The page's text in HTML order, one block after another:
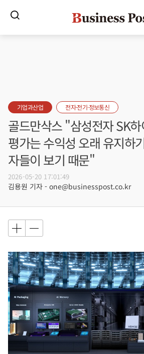
기업과산업 전자·전기·정보통신
골드만삭스 "삼성전자 SK
평가는 수익성 오래 유지하
자들이 보기 때문"
2026-05-20 17:01:49
김용원 기자 - one@businesspost.co.kr